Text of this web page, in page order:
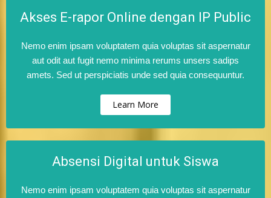
Akses E-rapor Online dengan IP Public
Nemo enim ipsam voluptatem quia voluptas sit aspernatur
aut odit aut fugit nemo minima rerums unsers sadips
amets. Sed ut perspiciatis unde sed quia consequuntur.
Learn More
Absensi Digital untuk Siswa
Nemo enim ipsam voluptatem quia voluptas sit aspernatur